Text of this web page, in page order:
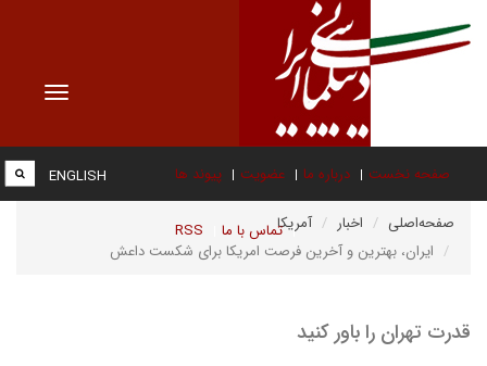
Toggle
صفحه نخست درباره ما عضویت پیوند ها
تماس با ما RSS
ENGLISH
صفحه‌اصلی اخبار
آمریکا
ایران، بهترین و آخرین فرصت امریکا برای شکست داعش
قدرت تهران را باور کنید